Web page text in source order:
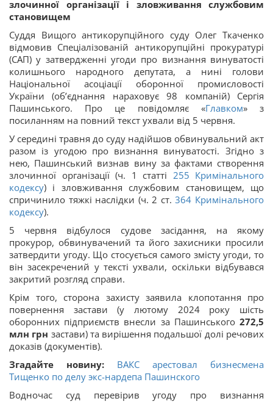
злочинної організації і зловживання службовим
становищем
Суддя Вищого антикорупційного суду Олег Ткаченко
відмовив Спеціалізованій антикорупційні прокуратурі
(САП) у затвердженні угоди про визнання винуватості
колишнього народного депутата, а нині голови
Національної асоціації оборонної промисловості
України (об’єднання нараховує 98 компаній) Сергія
Пашинського. Про це повідомляє «Главком» з
посиланням на повний текст ухвали від 5 червня.
У середині травня до суду надійшов обвинувальний акт
разом із угодою про визнання винуватості. Згідно з
нею, Пашинський визнав вину за фактами створення
злочинної організації (ч. 1 статті 255 Кримінального
кодексу) і зловживання службовим становищем, що
спричинило тяжкі наслідки (ч. 2 ст. 364 Кримінального
кодексу).
5 червня відбулося судове засідання, на якому
прокурор, обвинувачений та його захисники просили
затвердити угоду. Що стосується самого змісту угоди, то
він засекречений у тексті ухвали, оскільки відбувався
закритий розгляд справи.
Крім того, сторона захисту заявила клопотання про
повернення застави (у лютому 2024 року шість
оборонних підприємств внесли за Пашинського 272,5
млн грн застави) та вирішення подальшої долі речових
доказів (документів).
Згадайте новину:
ВАКС арестовал бизнесмена
Тищенко по делу экс-нардепа Пашинского
Водночас суд перевірив угоду про визнання